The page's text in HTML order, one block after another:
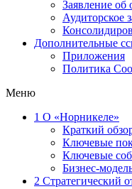
Заявление об
Аудиторское
Дополнительные
Приложения
Политика
Меню
1 О «Норникеле»
Краткий
Ключевые
Ключевые
Бизнес-
2 Стратегический